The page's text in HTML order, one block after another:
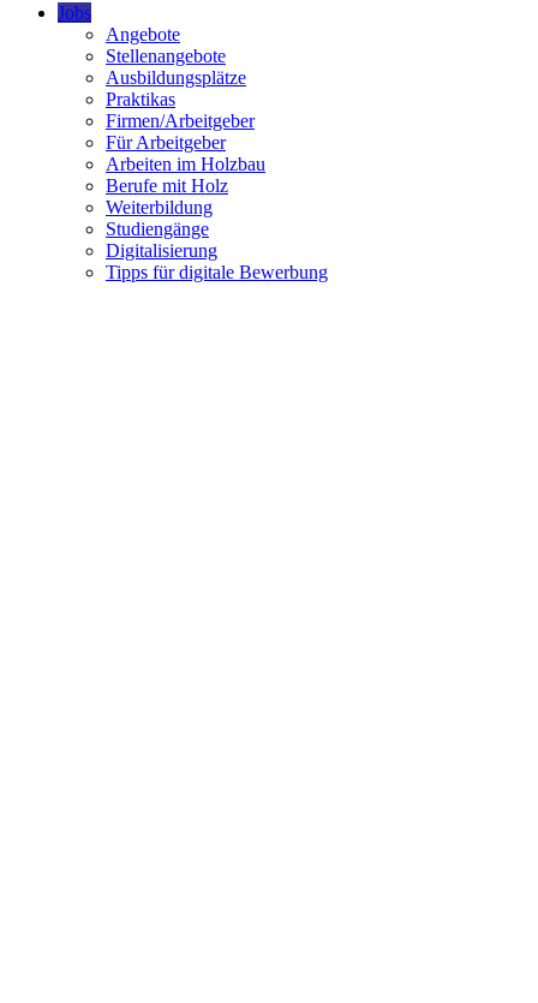
Jobs
Angebote
Stellenangebote
Ausbildungsplätze
Praktikas
Firmen/Arbeitgeber
Für Arbeitgeber
Arbeiten im Holzbau
Berufe mit Holz
Weiterbildung
Studiengänge
Digitalisierung
Tipps für digitale Bewerbung